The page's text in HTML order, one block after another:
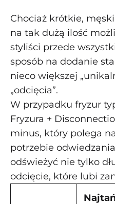
Chociaż krótkie,
na tak dużą ilość
styliści przede
sposób na dodanie
nieco większej
„odcięcia”.
W przypadku fryzur
Fryzura +
minus, który polega
potrzebie
odświeżyć nie tylko
odcięcie, które lubi